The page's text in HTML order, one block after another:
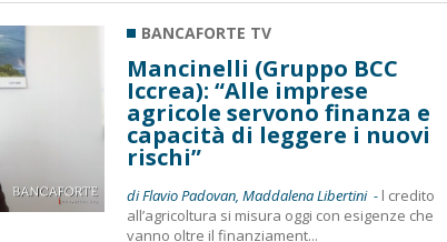
BANCAFORTE TV
Mancinelli (Gruppo BCC
Iccrea): “Alle imprese
agricole servono finanza e
capacità di leggere i nuovi
rischi”
di Flavio Padovan, Maddalena Libertini - l credito
all’agricoltura si misura oggi con esigenze che
vanno oltre il finanziament...